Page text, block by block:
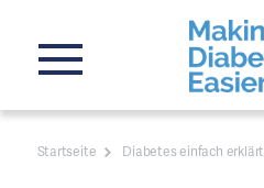
Startseite Diabetes einfach erklärt